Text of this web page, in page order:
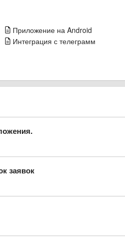
Приложение на Android
Интеграция с телеграмм
заявок